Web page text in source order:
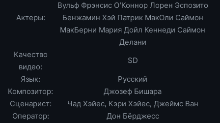
Актеры:
Вульф Фрэнсис О’Коннор Лорен Эспозито
Бенжамин Хэй Патрик МакОли Саймон
МакБерни Мария Дойл Кеннеди Саймон
Делани
Качество
видео:
SD
Язык:
Русский
Композитор:
Джозеф Бишара
Сценарист:
Чад Хэйес, Кэри Хэйес, Джеймс Ван
Оператор:
Дон Бёрджесс